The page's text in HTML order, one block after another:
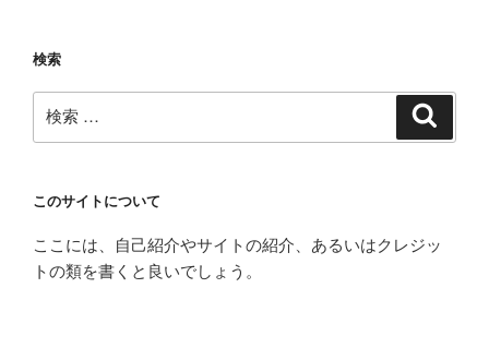
検索
索:
このサイトについて
ここには、自己紹介やサイトの紹介、あるいはクレジッ
トの類を書くと良いでしょう。